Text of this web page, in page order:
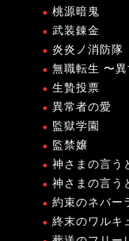
桃源暗鬼
武装錬金
炎炎ノ消防隊
無職転生 〜
生贄投票
異常者の愛
監獄学園
監禁嬢
神さまの言う
神さまの言う
約束のネバー
終末のワルキ